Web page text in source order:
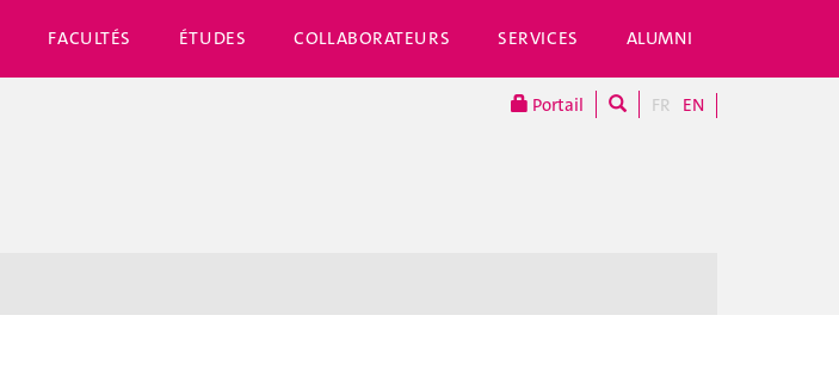
FACULTÉS ÉTUDES COLLABORATEURS SERVICES ALUMNI
Portail FR EN